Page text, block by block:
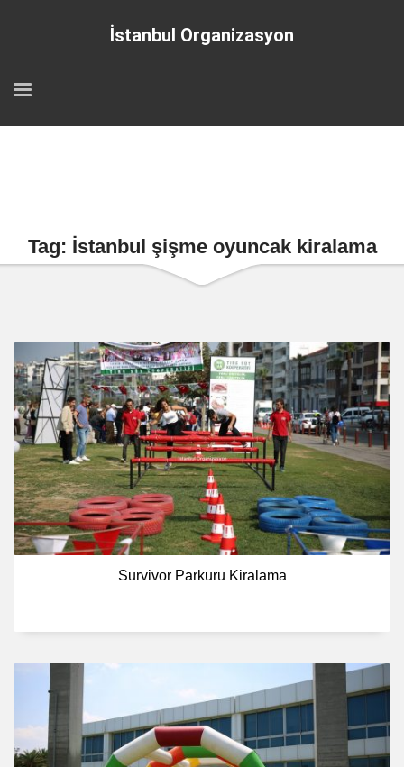
İstanbul Organizasyon
Tag: İstanbul şişme oyuncak kiralama
Survivor Parkuru Kiralama